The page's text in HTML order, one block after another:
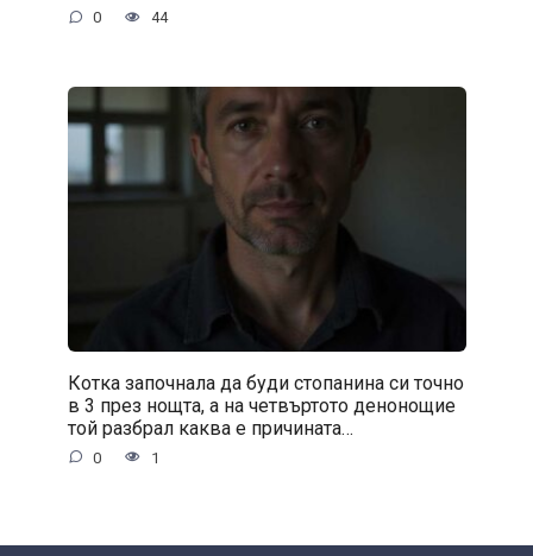
0 44
Котка започнала да буди стопанина си точно
в 3 през нощта, а на четвъртото денонощие
той разбрал каква е причината…
0 1